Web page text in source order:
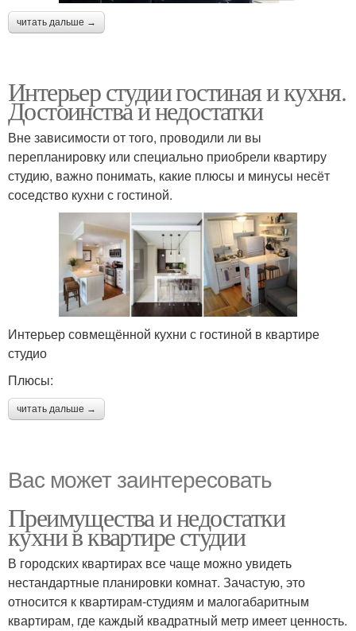
читать дальше →
Интерьер студии гостиная и кухня.
Достоинства и недостатки
Вне зависимости от того, проводили ли вы
перепланировку или специально приобрели квартиру
студию, важно понимать, какие плюсы и минусы несёт
соседство кухни с гостиной.
Интерьер совмещённой кухни с гостиной в квартире
студио
Плюсы:
читать дальше →
Вас может заинтересовать
Преимущества и недостатки
кухни в квартире студии
В городских квартирах все чаще можно увидеть
нестандартные планировки комнат. Зачастую, это
относится к квартирам-студиям и малогабаритным
квартирам, где каждый квадратный метр имеет ценность.